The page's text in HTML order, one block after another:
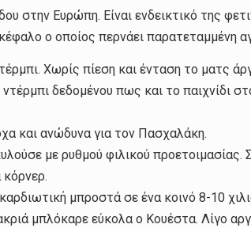
στην Ευρώπη. Είναι ενδεικτικό της
ο οποίος περνάει παρατεταμμένη
Χωρίς πίεση και ένταση το ματς
δεδομένου πως και το παιχνίδι
και ανώδυνα για τον Πασχαλάκη.
με ρυθμού φιλικού προετοιμασίας.
κόρνερ.
μπροστά σε ένα κοινό 8-10
μπλόκαρε εύκολα ο Κουέστα. Λίγο